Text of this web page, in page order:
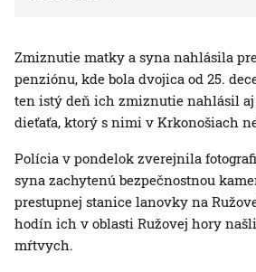
Zmiznutie matky a syna nahlásila
penziónu, kde bola dvojica od 25.
ten istý deň ich zmiznutie nahlásil
dieťaťa, ktorý s nimi v Krkonošiach
Polícia v pondelok zverejnila
syna zachytenú bezpečnostnou
prestupnej stanice lanovky na
hodín ich v oblasti Ružovej hory
mŕtvych.